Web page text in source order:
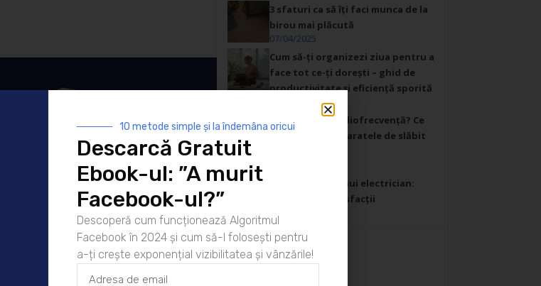
3 sfaturi ca să îți faci munca de la
birou mai plăcută
07/04/2025
Cum să-ți organizezi ziua pentru a
face tot ce-ți dorești – ghid de
productivitate și eficiență sporită
Cavitație sau radiofrecvență? Ce
să știi despre aparatele de slăbit
Ziua din viața unui electrician:
Provocări și satisfacții
Categorii
10 metode simple și la îndemâna oricui
Descarcă Gratuit
Ebook-ul: ”A murit
Facebook-ul?”
Descoperă cum funcționează Algoritmul
Facebook în 2024 și cum să-l folosești pentru
a-ți crește exponențial vizibilitatea și vânzările!